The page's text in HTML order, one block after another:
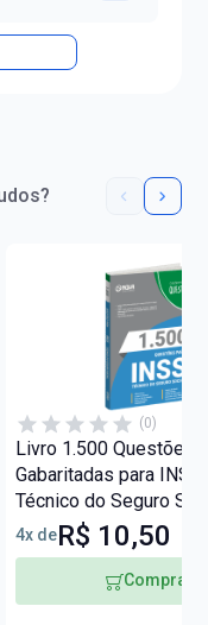
(0)
Livro 1.500 Questões
Gabaritadas para INSS
Técnico do Seguro
4x deR$ 10,50
Comprar